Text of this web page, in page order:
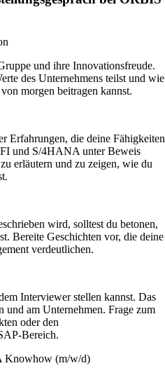
und ihre Innovationsfreude.
des Unternehmens teilst und wie
morgen beitragen kannst.
Erfahrungen, die deine Fähigkeiten
und S/4HANA unter Beweis
erläutern und zu zeigen, wie du
wird, solltest du betonen,
Bereite Geschichten vor, die deine
verdeutlichen.
Interviewer stellen kannst. Das
und am Unternehmen. Frage zum
oder den
Bereich.
Knowhow (m/w/d)